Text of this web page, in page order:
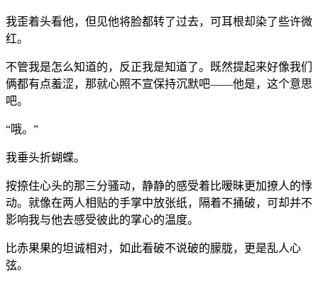
我歪着头看他，但见他将脸都转了过去，可耳根却染了些许微
红。
不管我是怎么知道的，反正我是知道了。既然提起来好像我们
俩都有点羞涩，那就心照不宣保持沉默吧——他是，这个意思
吧。
“哦。”
我垂头折蝴蝶。
按捺住心头的那三分骚动，静静的感受着比暧昧更加撩人的悸
动。就像在两人相贴的手掌中放张纸，隔着不捅破，可却并不
影响我与他去感受彼此的掌心的温度。
比赤果果的坦诚相对，如此看破不说破的朦胧，更是乱人心
弦。